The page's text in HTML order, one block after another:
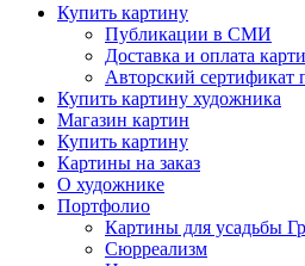
Купить картину
Публикации в СМИ
Доставка и оплата
Авторский сертификат
Купить картину художника
Магазин картин
Купить картину
Картины на заказ
О художнике
Портфолио
Картины для усадьбы
Сюрреализм